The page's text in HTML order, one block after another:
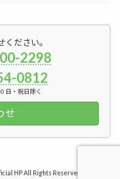
ださい。
2298
0812
日・祝日除く
せ
HP All Rights Reserved.